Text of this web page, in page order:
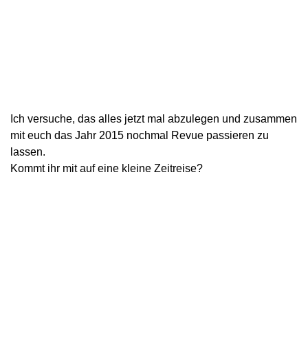
Ich versuche, das alles jetzt mal abzulegen und zusammen
mit euch das Jahr 2015 nochmal Revue passieren zu
lassen.
Kommt ihr mit auf eine kleine Zeitreise?